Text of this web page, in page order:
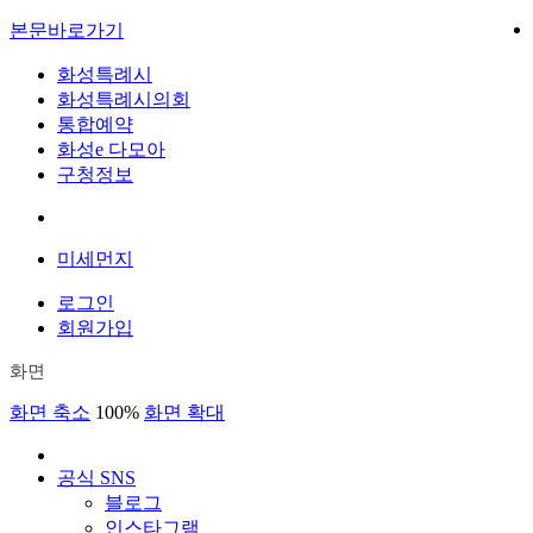
본문바로가기
화성특례시
화성특례시의회
통합예약
화성e 다모아
구청정보
미세먼지
로그인
회원가입
화면
화면 축소 100% 화면 확대
공식 SNS
블로그
인스타그램